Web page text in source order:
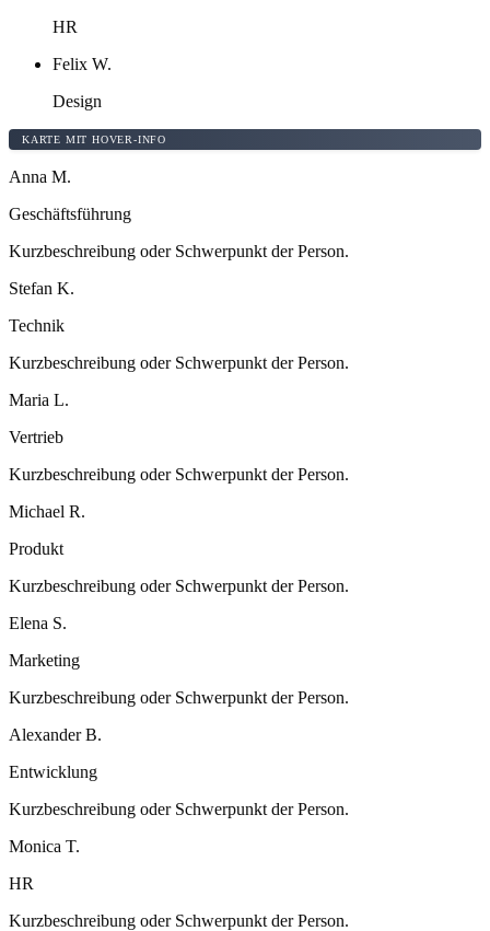
HR
Felix W.
Design
KARTE MIT HOVER-INFO
Anna M.
Geschäftsführung
Kurzbeschreibung oder Schwerpunkt der Person.
Stefan K.
Technik
Kurzbeschreibung oder Schwerpunkt der Person.
Maria L.
Vertrieb
Kurzbeschreibung oder Schwerpunkt der Person.
Michael R.
Produkt
Kurzbeschreibung oder Schwerpunkt der Person.
Elena S.
Marketing
Kurzbeschreibung oder Schwerpunkt der Person.
Alexander B.
Entwicklung
Kurzbeschreibung oder Schwerpunkt der Person.
Monica T.
HR
Kurzbeschreibung oder Schwerpunkt der Person.